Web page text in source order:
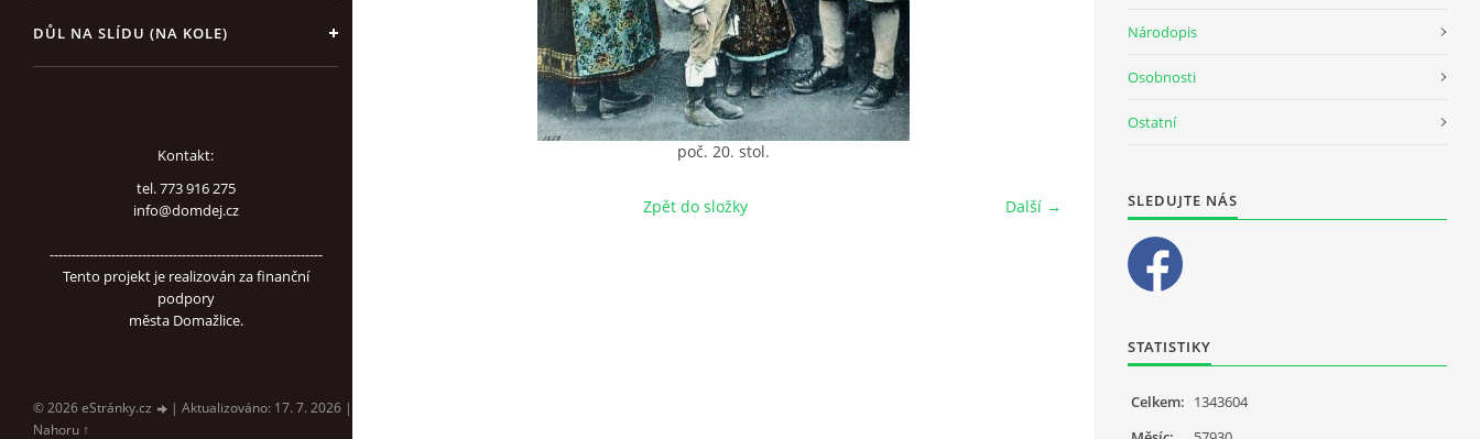
DŮL NA SLÍDU (NA KOLE)
Kontakt:
tel. 773 916 275
info@domdej.cz
--------------------------------------------------------------
Tento projekt je realizován za finanční
podpory
města Domažlice.
© 2026 eStránky.cz | Aktualizováno: 17. 7. 2026 |
Nahoru ↑
poč. 20. stol.
Další →
Zpět do složky
Národopis
Osobnosti
Ostatní
SLEDUJTE NÁS
STATISTIKY
Celkem: 1343604